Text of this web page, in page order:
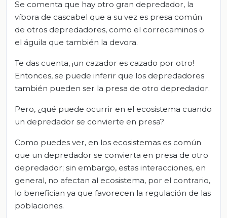
Se comenta que hay otro gran depredador, la
víbora de cascabel que a su vez es presa común
de otros depredadores, como el correcaminos o
el águila que también la devora.
Te das cuenta, ¡un cazador es cazado por otro!
Entonces, se puede inferir que los depredadores
también pueden ser la presa de otro depredador.
Pero, ¿qué puede ocurrir en el ecosistema cuando
un depredador se convierte en presa?
Como puedes ver, en los ecosistemas es común
que un depredador se convierta en presa de otro
depredador; sin embargo, estas interacciones, en
general, no afectan al ecosistema, por el contrario,
lo benefician ya que favorecen la regulación de las
poblaciones.